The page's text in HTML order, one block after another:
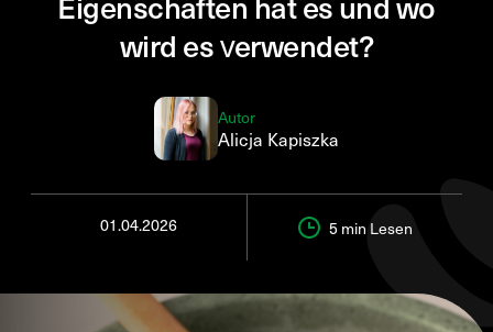
wird es verwendet?
Autor
Alicja Kapiszka
01.04.2026 5 min Lesen